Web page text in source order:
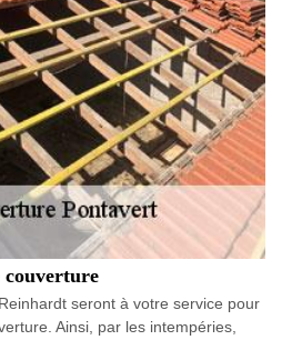
couverture
seront à votre service pour
Ainsi, par les intempéries,